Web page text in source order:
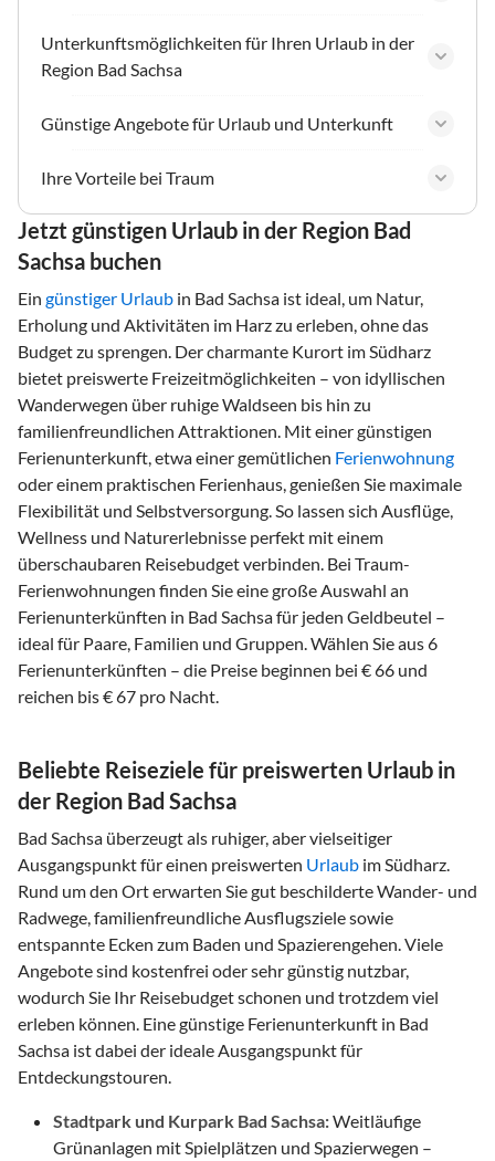
Unterkunftsmöglichkeiten für Ihren Urlaub in der
Region Bad Sachsa
Günstige Angebote für Urlaub und Unterkunft
Ihre Vorteile bei Traum
Jetzt günstigen Urlaub in der Region Bad
Sachsa buchen
Ein günstiger Urlaub in Bad Sachsa ist ideal, um Natur,
Erholung und Aktivitäten im Harz zu erleben, ohne das
Budget zu sprengen. Der charmante Kurort im Südharz
bietet preiswerte Freizeitmöglichkeiten – von idyllischen
Wanderwegen über ruhige Waldseen bis hin zu
familienfreundlichen Attraktionen. Mit einer günstigen
Ferienunterkunft, etwa einer gemütlichen Ferienwohnung
oder einem praktischen Ferienhaus, genießen Sie maximale
Flexibilität und Selbstversorgung. So lassen sich Ausflüge,
Wellness und Naturerlebnisse perfekt mit einem
überschaubaren Reisebudget verbinden. Bei Traum-
Ferienwohnungen finden Sie eine große Auswahl an
Ferienunterkünften in Bad Sachsa für jeden Geldbeutel –
ideal für Paare, Familien und Gruppen. Wählen Sie aus 6
Ferienunterkünften – die Preise beginnen bei € 66 und
reichen bis € 67 pro Nacht.
Beliebte Reiseziele für preiswerten Urlaub in
der Region Bad Sachsa
Bad Sachsa überzeugt als ruhiger, aber vielseitiger
Ausgangspunkt für einen preiswerten Urlaub im Südharz.
Rund um den Ort erwarten Sie gut beschilderte Wander- und
Radwege, familienfreundliche Ausflugsziele sowie
entspannte Ecken zum Baden und Spazierengehen. Viele
Angebote sind kostenfrei oder sehr günstig nutzbar,
wodurch Sie Ihr Reisebudget schonen und trotzdem viel
erleben können. Eine günstige Ferienunterkunft in Bad
Sachsa ist dabei der ideale Ausgangspunkt für
Entdeckungstouren.
Stadtpark und Kurpark Bad Sachsa:Weitläufige
Grünanlagen mit Spielplätzen und Spazierwegen –